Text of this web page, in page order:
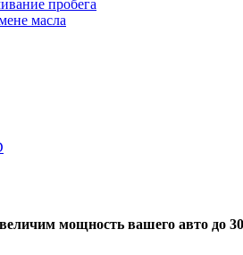
пробега
масла
мощность вашего авто до